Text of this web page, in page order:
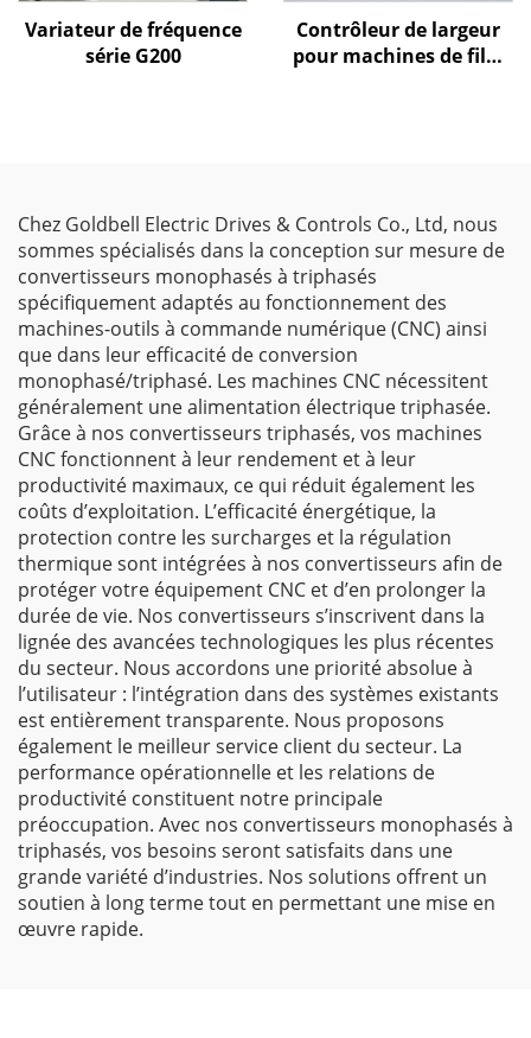
Variateur de fréquence
série G200
Contrôleur de largeur
pour machines de film
Chez Goldbell Electric Drives & Controls Co., Ltd, nous
sommes spécialisés dans la conception sur mesure de
convertisseurs monophasés à triphasés
spécifiquement adaptés au fonctionnement des
machines-outils à commande numérique (CNC) ainsi
que dans leur efficacité de conversion
monophasé/triphasé. Les machines CNC nécessitent
généralement une alimentation électrique triphasée.
Grâce à nos convertisseurs triphasés, vos machines
CNC fonctionnent à leur rendement et à leur
productivité maximaux, ce qui réduit également les
coûts d’exploitation. L’efficacité énergétique, la
protection contre les surcharges et la régulation
thermique sont intégrées à nos convertisseurs afin de
protéger votre équipement CNC et d’en prolonger la
durée de vie. Nos convertisseurs s’inscrivent dans la
lignée des avancées technologiques les plus récentes
du secteur. Nous accordons une priorité absolue à
l’utilisateur : l’intégration dans des systèmes existants
est entièrement transparente. Nous proposons
également le meilleur service client du secteur. La
performance opérationnelle et les relations de
productivité constituent notre principale
préoccupation. Avec nos convertisseurs monophasés à
triphasés, vos besoins seront satisfaits dans une
grande variété d’industries. Nos solutions offrent un
soutien à long terme tout en permettant une mise en
œuvre rapide.